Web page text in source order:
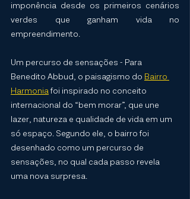
imponência desde os primeiros cenários
verdes que ganham vida no
empreendimento.
Um percurso de sensações - Para
Benedito Abbud, o paisagismo do Bairro
Harmonia foi inspirado no conceito
internacional do “bem morar”, que une
lazer, natureza e qualidade de vida em um
só espaço. Segundo ele, o bairro foi
desenhado como um percurso de
sensações, no qual cada passo revela
uma nova surpresa.